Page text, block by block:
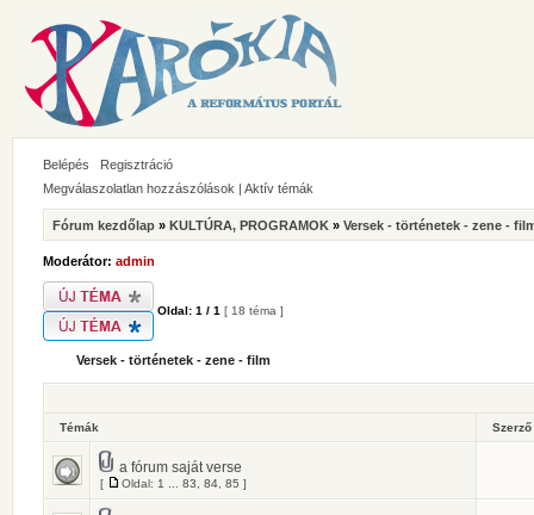
Belépés
Regisztráció
Megválaszolatlan hozzászólások | Aktív témák
Fórum kezdőlap » KULTÚRA, PROGRAMOK » Versek - történetek - zene -
Moderátor: admin
Oldal: 1 / 1 [ 18 téma ]
Versek - történetek - zene - film
Témák Szerző
a fórum saját verse
[ Oldal: 1 83 84 85 ]